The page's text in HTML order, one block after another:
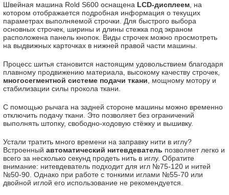
Швейная машина Rold S600 оснащена LCD-дисплеем , на
котором отображается подробная информация о текущих
параметрах выполняемой строчки. Для быстрого выбора
основных строчек, ширины и длины стежка под экраном
расположена панель кнопок. Виды строчек можно просмотреть
на выдвижных карточках в нижней правой части машины.
Процесс шитья становится настоящим удовольствием благодаря
плавному продвижению материала, высокому качеству строчек,
многосегментной системе подачи ткани , мощному мотору и
стабилизации силы прокола ткани.
С помощью рычага на задней стороне машины можно временно
отключить подачу ткани. Это позволяет без ограничений
выполнять штопку, свободно-ходовую стёжку и вышивку.
Устали тратить много времени на заправку нити в иглу?
Встроенный автоматический нитевдеватель позволяет легко и
всего за несколько секунд продеть нить в иглу. Обратите
внимание: нитевдеватель подходит для игл №75-120 и нитей
№50-90. Однако при работе с тонкими иглами №55-70 или
двойной иглой его использование не рекомендуется.